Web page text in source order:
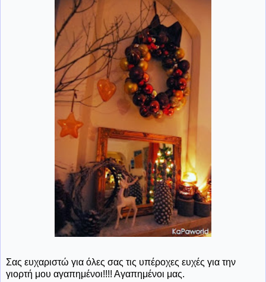
Σας ευχαριστώ για όλες σας τις υπέροχες ευχές για την
γιορτή μου αγαπημένοι!!!! Αγαπημένοι μας.